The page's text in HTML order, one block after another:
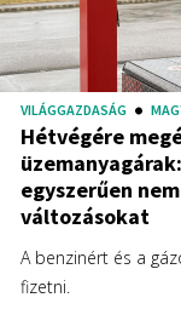
VILÁGGAZDASÁG
Hétvégére
egyszerűen
változásokat
A benzinért és a
fizetni.